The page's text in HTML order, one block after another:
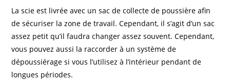
La scie est livrée avec un sac de collecte de poussière afin
de sécuriser la zone de travail. Cependant, il s’agit d’un sac
assez petit qu’il faudra changer assez souvent. Cependant,
vous pouvez aussi la raccorder à un système de
dépoussiérage si vous l’utilisez à l’intérieur pendant de
longues périodes.